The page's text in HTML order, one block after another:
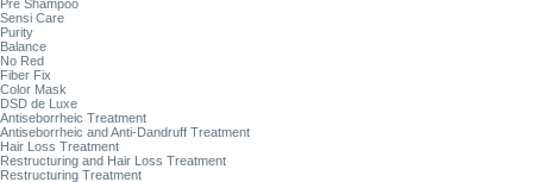
Pre Shampoo
Sensi Care
Purity
Balance
No Red
Fiber Fix
Color Mask
DSD de Luxe
Antiseborrheic Treatment
Antiseborrheic and Anti-Dandruff Treatment
Hair Loss Treatment
Restructuring and Hair Loss Treatment
Restructuring Treatment